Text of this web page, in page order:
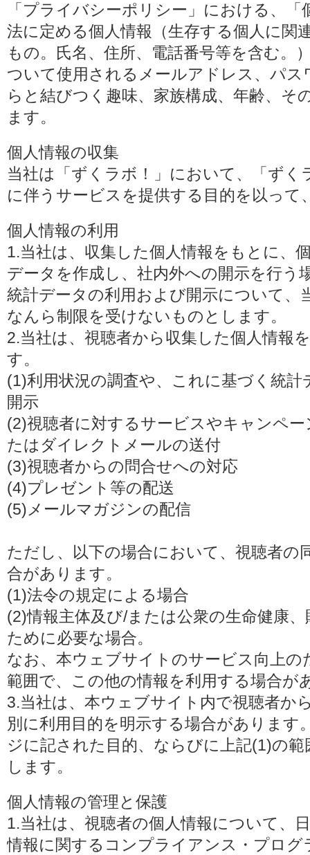
「プライバシーポリシー」における、
法に定める個人情報（生存する個人に関
もの。氏名、住所、電話番号等を含む。
ついて使用されるメールアドレス、パ
らと結びつく趣味、家族構成、年齢、そ
ます。
個人情報の収集
当社は「ずくラボ！」において、「ず
に伴うサービスを提供する目的を以って
個人情報の利用
1.当社は、収集した個人情報をもとに、
データを作成し、社内外への開示を行う
統計データの利用および開示について、
なんら制限を受けないものとします。
2.当社は、視聴者から収集した個人情報
す。
(1)利用状況の調査や、これに基づく統
開示
(2)視聴者に対するサービスやキャンペ
たはダイレクトメールの送付
(3)視聴者からの問合せへの対応
(4)プレゼント等の配送
(5)メールマガジンの配信
ただし、以下の場合において、視聴者の
合があります。
(1)法令の規定による場合
(2)情報主体及び/または公衆の生命健康
ために必要な場合。
なお、本ウェブサイトのサービス向上
範囲で、この他の情報を利用する場合が
3.当社は、本ウェブサイト内で視聴者か
別に利用目的を明示する場合があります
ジに記された目的、ならびに上記(1)の
します。
個人情報の管理と保護
1.当社は、視聴者の個人情報について、
情報に関するコンプライアンス・プロ